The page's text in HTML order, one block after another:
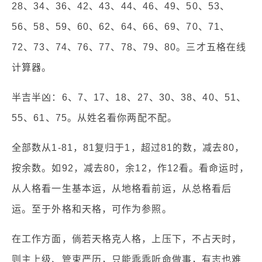
28、34、36、42、43、44、46、49、50、53、
56、58、59、60、62、64、66、69、70、71、
72、73、74、76、77、78、79、80。三才五格在线
计算器。
半吉半凶：6、7、17、18、27、30、38、40、51、
55、61、75。从姓名看你两配不配。
全部数从1-81，81复归于1，超过81的数，减去80，
按余数。如92，减去80，余12，作12看。看命运时，
从人格看一生基本运，从地格看前运，从总格看后
运。至于外格和天格，可作为参照。
在工作方面，倘若天格克人格，上压下，不占天时，
则主上级、管束严历，只能乖乖听命做事，有志也难